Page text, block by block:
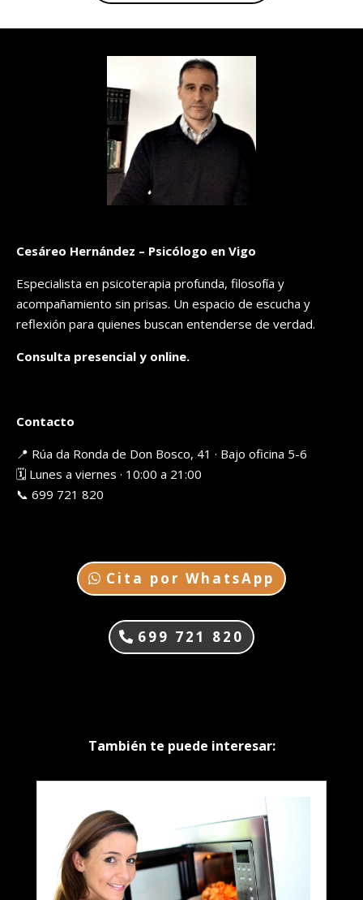
Cesáreo Hernández – Psicólogo en Vigo
Especialista en psicoterapia profunda, filosofía y
acompañamiento sin prisas. Un espacio de escucha y
reflexión para quienes buscan entenderse de verdad.
Consulta presencial y online.
Contacto
📍 Rúa da Ronda de Don Bosco, 41 · Bajo oficina 5-6
🗓️ Lunes a viernes · 10:00 a 21:00
📞 699 721 820
Cita por WhatsApp
699 721 820
También te puede interesar: